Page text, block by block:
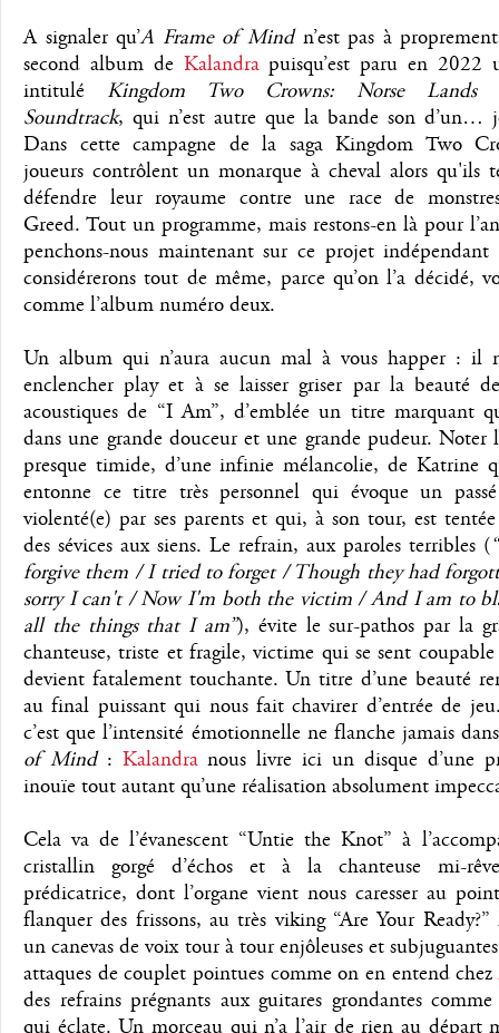
A signaler qu’A Frame of Mindn’est pas à
second album de Kalandrapuisqu’est paru en 2022
intitulé Kingdom Two Crowns: Norse Lands
Soundtrack, qui n’est autre que la bande son d’un…
Dans cette campagne de la saga Kingdom Two
joueurs contrôlent un monarque à cheval alors qu'ils
défendre leur royaume contre une race de
Greed. Tout un programme, mais restons-en là pour
penchons-nous maintenant sur ce projet indépendant
considérerons tout de même, parce qu’on l’a décidé,
comme l’album numéro deux.
Un album qui n’aura aucun mal à vous happer : il
enclencher play et à se laisser griser par la beauté
acoustiques de “I Am”, d’emblée un titre marquant
dans une grande douceur et une grande pudeur. Noter
presque timide, d’une infinie mélancolie, de Katrine
entonne ce titre très personnel qui évoque un passé
violenté(e) par ses parents et qui, à son tour, est
des sévices aux siens. Le refrain, aux paroles terribles (
forgive them / I tried to forget / Though they had
sorry I can't / Now I'm both the victim / And I am to
all the things that I am”), évite le sur-pathos par la
chanteuse, triste et fragile, victime qui se sent
devient fatalement touchante. Un titre d’une beauté
au final puissant qui nous fait chavirer d’entrée de
c’est que l’intensité émotionnelle ne flanche jamais
of Mind: Kalandranous livre ici un disque d’une
inouïe tout autant qu’une réalisation absolument
Cela va de l’évanescent “Untie the Knot” à
cristallin gorgé d’échos et à la chanteuse mi-
prédicatrice, dont l’organe vient nous caresser au
flanquer des frissons, au très viking “Are Your Ready?”
un canevas de voix tour à tour enjôleuses et
attaques de couplet pointues comme on en entend chez
des refrains prégnants aux guitares grondantes
qui éclate. Un morceau qui n’a l’air de rien au départ